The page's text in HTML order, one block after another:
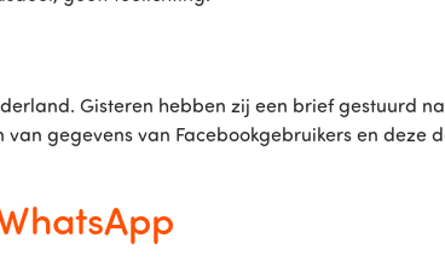
Gisteren hebben zij een brief gestuurd
gegevens van Facebookgebruikers en deze